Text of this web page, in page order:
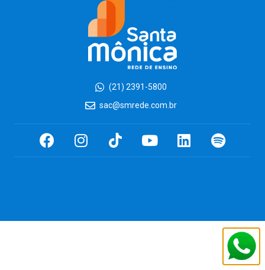
(21) 2391-5800
sac@smrede.com.br